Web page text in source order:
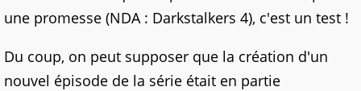
une promesse (NDA : Darkstalkers 4), c'est un test !
Du coup, on peut supposer que la création d'un
nouvel épisode de la série était en partie